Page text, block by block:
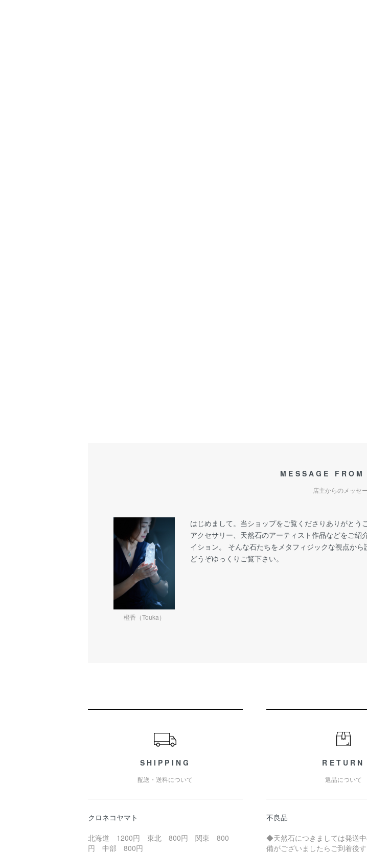
MESSAGE FROM
店主からのメッセ
橙香（Touka）
はじめまして。当ショップをご覧くださりありがと
アクセサリー、天然石のアーティスト作品などをご
イション。 そんな石たちをメタフィジックな視点か
どうぞゆっくりご覧下さい。
SHIPPING
配送・送料について
クロネコヤマト
北海道 1200円 東北 800円 関東 800
円 中部 800円
RETURN
返品について
不良品
◆天然石につきましては発送
備がございましたらご到着後